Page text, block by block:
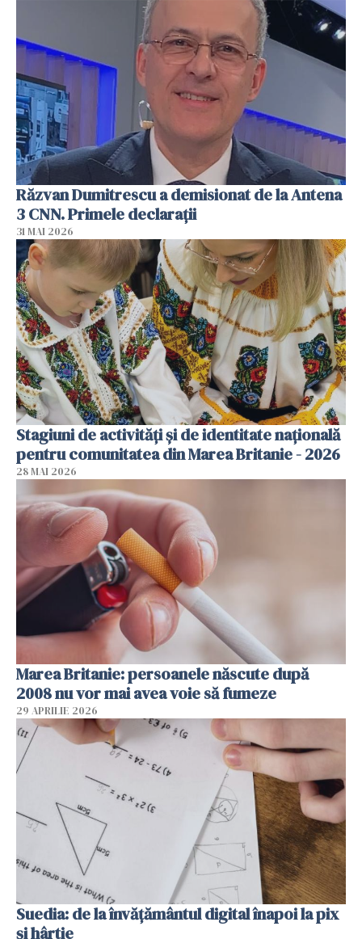
Răzvan Dumitrescu a demisionat de la Antena
3 CNN. Primele declarații
31 MAI 2026
Stagiuni de activități și de identitate națională
pentru comunitatea din Marea Britanie - 2026
28 MAI 2026
Marea Britanie: persoanele născute după
2008 nu vor mai avea voie să fumeze
29 APRILIE 2026
Suedia: de la învățământul digital înapoi la pix
și hârtie